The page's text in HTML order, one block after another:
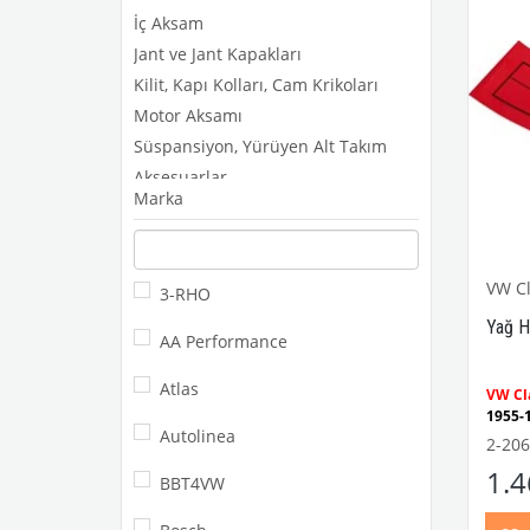
İç Aksam
Jant ve Jant Kapakları
Kilit, Kapı Kolları, Cam Krikoları
Motor Aksamı
Süspansiyon, Yürüyen Alt Takım
Aksesuarlar
Dış Aksam
Elektrik Aksamı
Fren ve Balata Aksamı
İç Aksam
Jant ve Jant Kapağı
Kilit, Kapı Kolu, Cam Krikosu
Motor Aksamı
T2b 72-80
Marka
3-RHO
AA Performance
Atlas
Autolinea
BBT4VW
VW
Yağ
VW
2-